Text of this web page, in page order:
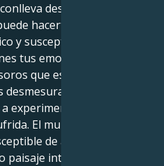
desafíos. Esta
hacerte
y susceptible a la
tus emociones cerca del
que esconde en su
experimentar pueden
El mundo es mucho y
de agotarte para
interior.